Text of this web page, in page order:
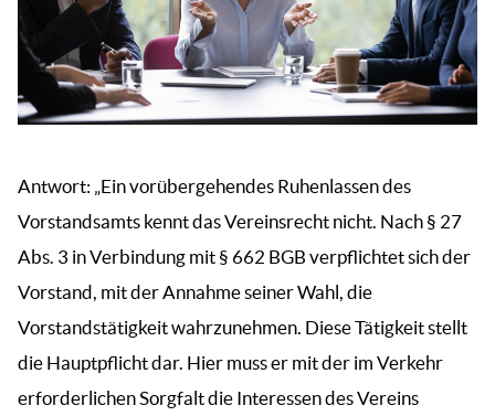
Antwort: „Ein vorübergehendes Ruhenlassen des
Vorstandsamts kennt das Vereinsrecht nicht. Nach § 27
Abs. 3 in Verbindung mit § 662 BGB verpflichtet sich der
Vorstand, mit der Annahme seiner Wahl, die
Vorstandstätigkeit wahrzunehmen. Diese Tätigkeit stellt
die Hauptpflicht dar. Hier muss er mit der im Verkehr
erforderlichen Sorgfalt die Interessen des Vereins